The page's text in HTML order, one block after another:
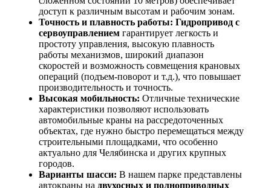
доступ к различным высотам и рабочим зонам.
Точность и плавность работы: Гидропривод с
сервоуправлением гарантирует легкость и
простоту управления, высокую плавность
работы механизмов, широкий диапазон
скоростей и возможность совмещения крановых
операций (подъем-поворот и т.д.), что повышает
производительность и точность.
Высокая мобильность: Отличные технические
характеристики позволяют использовать
автомобильные краны на рассредоточенных
объектах, где нужно быстро перемещаться между
строительными площадками, что особенно
актуально для Челябинска и других крупных
городов.
Варианты шасси: В нашем парке представлены
автокраны на двухосных и полноприводных